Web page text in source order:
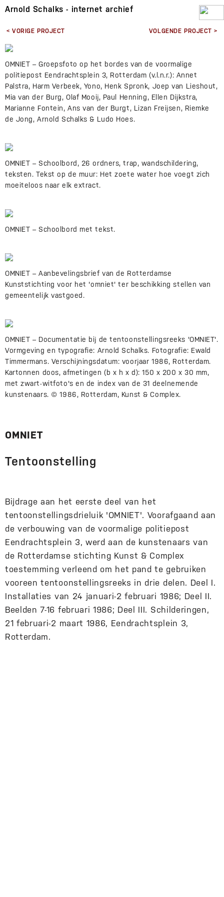
Arnold Schalks - internet archief
< VORIGE PROJECT VOLGENDE PROJECT >
OMNIET – Groepsfoto op het bordes van de voormalige
politiepost Eendrachtsplein 3, Rotterdam (v.l.n.r.): Annet
Palstra, Harm Verbeek, Yono, Henk Spronk, Joep van Lieshout,
Mia van der Burg, Olaf Mooij, Paul Henning, Ellen Dijkstra,
Marianne Fontein, Ans van der Burgt, Lizan Freijsen, Riemke
de Jong, Arnold Schalks & Ludo Hoes.
OMNIET – Schoolbord, 26 ordners, trap, wandschildering,
teksten. Tekst op de muur: Het zoete water hoe voegt zich
moeiteloos naar elk extract.
OMNIET – Schoolbord met tekst.
OMNIET – Aanbevelingsbrief van de Rotterdamse
Kunststichting voor het 'omniet' ter beschikking stellen van
gemeentelijk vastgoed.
OMNIET – Documentatie bij de tentoonstellingsreeks 'OMNIET'.
Vormgeving en typografie: Arnold Schalks. Fotografie: Ewald
Timmermans. Verschijningsdatum: voorjaar 1986, Rotterdam.
Kartonnen doos, afmetingen (b x h x d): 150 x 200 x 30 mm,
met zwart-witfoto's en de index van de 31 deelnemende
kunstenaars. © 1986, Rotterdam, Kunst & Complex.
OMNIET
Tentoonstelling
Bijdrage aan het eerste deel van het
tentoonstellingsdrieluik 'OMNIET'. Voorafgaand aan
de verbouwing van de voormalige politiepost
Eendrachtsplein 3, werd aan de kunstenaars van
de Rotterdamse stichting Kunst & Complex
toestemming verleend om het pand te gebruiken
vooreen tentoonstellingsreeks in drie delen. Deel I.
Installaties van 24 januari-2 februari 1986; Deel II.
Beelden 7-16 februari 1986; Deel III. Schilderingen,
21 februari-2 maart 1986, Eendrachtsplein 3,
Rotterdam.